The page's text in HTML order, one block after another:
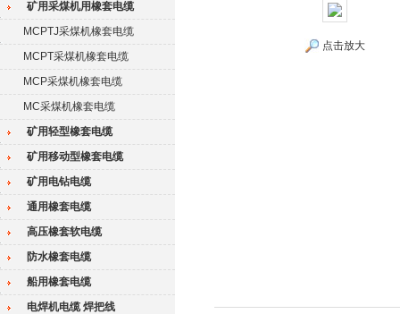
矿用采煤机用橡套电缆
MCPTJ采煤机橡套电缆
MCPT采煤机橡套电缆
MCP采煤机橡套电缆
MC采煤机橡套电缆
矿用轻型橡套电缆
矿用移动型橡套电缆
矿用电钻电缆
通用橡套电缆
高压橡套软电缆
防水橡套电缆
船用橡套电缆
电焊机电缆 焊把线
点击放大